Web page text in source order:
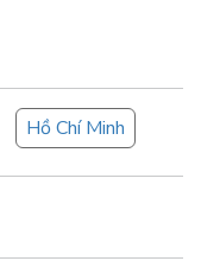
Hồ Chí Minh